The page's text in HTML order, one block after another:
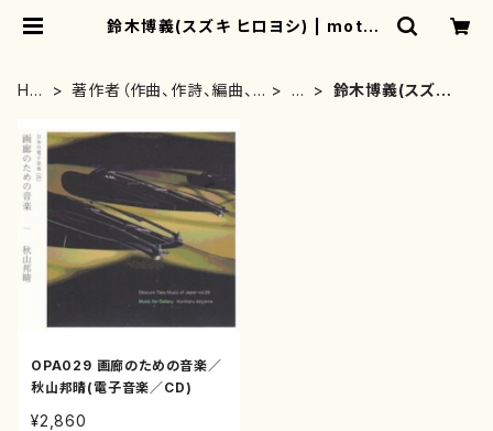
鈴木博義(スズキ ヒロヨシ) | mothe
HO
著作者（作曲、作詩、編曲、
さ
鈴木博義(スズキ
OPA029 画廊のための音楽／
秋山邦晴(電子音楽／CD)
¥2,860